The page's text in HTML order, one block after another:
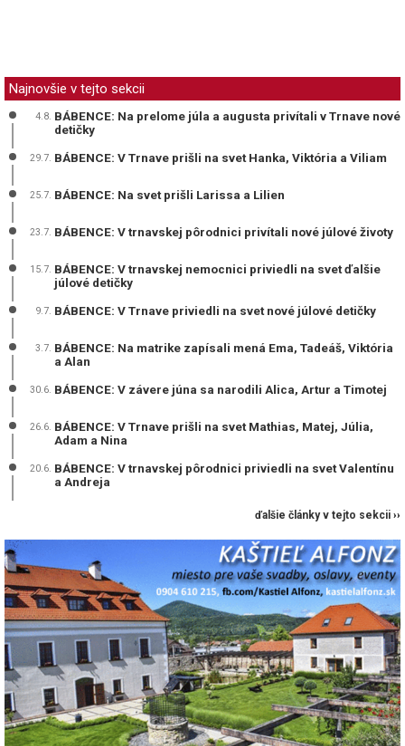
Najnovšie v tejto sekcii
4.8. BÁBENCE: Na prelome júla a augusta privítali v Trnave nové
detičky
29.7. BÁBENCE: V Trnave prišli na svet Hanka, Viktória a Viliam
25.7. BÁBENCE: Na svet prišli Larissa a Lilien
23.7. BÁBENCE: V trnavskej pôrodnici privítali nové júlové životy
15.7. BÁBENCE: V trnavskej nemocnici priviedli na svet ďalšie
júlové detičky
9.7. BÁBENCE: V Trnave priviedli na svet nové júlové detičky
3.7. BÁBENCE: Na matrike zapísali mená Ema, Tadeáš, Viktória
a Alan
30.6. BÁBENCE: V závere júna sa narodili Alica, Artur a Timotej
26.6. BÁBENCE: V Trnave prišli na svet Mathias, Matej, Júlia,
Adam a Nina
20.6. BÁBENCE: V trnavskej pôrodnici priviedli na svet Valentínu
a Andreja
ďalšie články v tejto sekcii ››